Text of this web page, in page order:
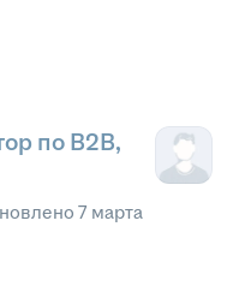
по B2B,
7 марта